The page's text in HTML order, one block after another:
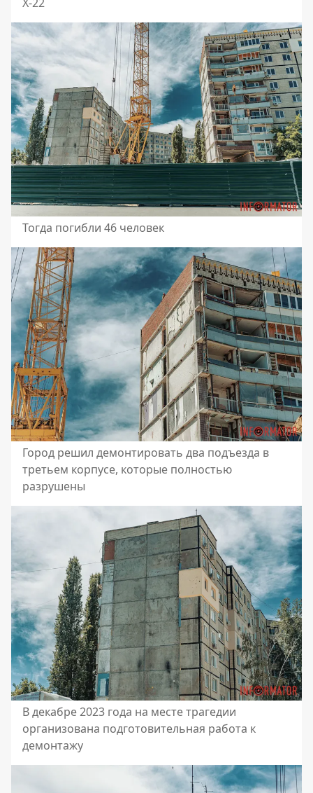
Тогда погибли 46 человек
Город решил демонтировать два подъезда в
третьем корпусе, которые полностью
разрушены
В декабре 2023 года на месте трагедии
организована подготовительная работа к
демонтажу